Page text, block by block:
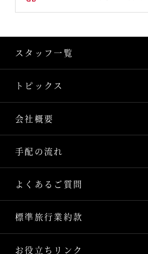
スタッフ一覧
トピックス
会社概要
手配の流れ
よくあるご質問
標準旅行業約款
お役立ちリンク